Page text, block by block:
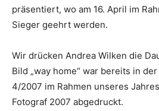
präsentiert, wo am 16. April im
Sieger geehrt werden.
Wir drücken Andrea Wilken die
Bild „way home“ war bereits in
4/2007 im Rahmen unseres
Fotograf 2007 abgedruckt.